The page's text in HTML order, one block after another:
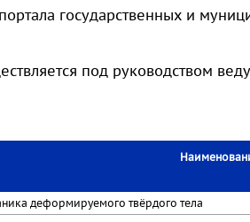
государственных и
под руководством
деформируемого твёрдого тела